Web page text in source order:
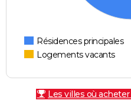
Résidences principales
Logements vacants
Les villes où